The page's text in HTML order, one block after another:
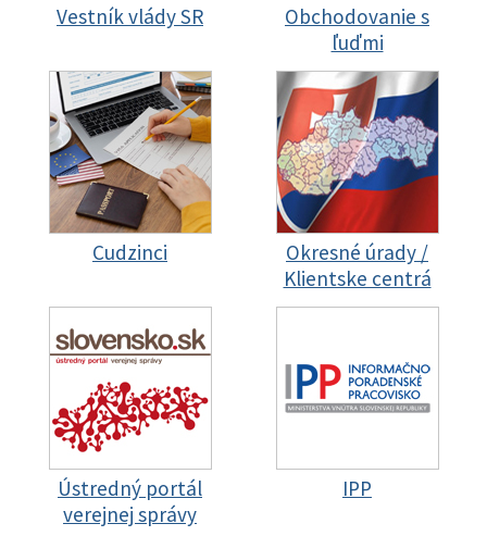
Vestník vlády SR
Obchodovanie s
ľuďmi
Cudzinci
Okresné úrady /
Klientske centrá
Ústredný portál
verejnej správy
IPP